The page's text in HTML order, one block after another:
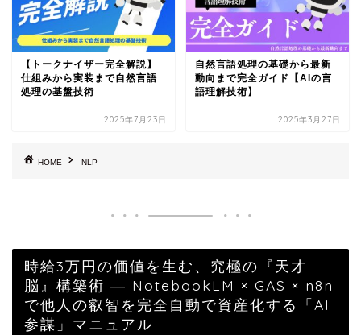
【トークナイザー完全解説】
仕組みから実装まで自然言語
処理の基盤技術
2025年7月23日
自然言語処理の基礎から最新
動向まで完全ガイド【AIの言
語理解技術】
2025年3月27日
HOME NLP
時給3万円の価値を生む、究極の『天才
脳』構築術 ― NotebookLM × GAS × n8n
で他人の叡智を完全自動で資産化する「AI
参謀」マニュアル